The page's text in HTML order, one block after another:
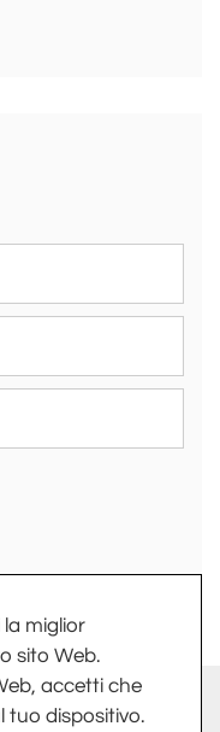
miglior
sito Web.
accetti che
tuo dispositivo.